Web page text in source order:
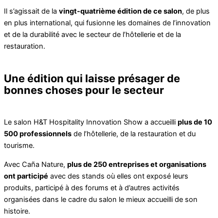
Il s’agissait de la vingt-quatrième édition de ce salon, de plus
en plus international, qui fusionne les domaines de l’innovation
et de la durabilité avec le secteur de l’hôtellerie et de la
restauration.
Une édition qui laisse présager de
bonnes choses pour le secteur
Le salon H&T Hospitality Innovation Show a accueilli plus de 10
500 professionnels de l’hôtellerie, de la restauration et du
tourisme.
Avec Caña Nature, plus de 250 entreprises et organisations
ont participé avec des stands où elles ont exposé leurs
produits, participé à des forums et à d’autres activités
organisées dans le cadre du salon le mieux accueilli de son
histoire.